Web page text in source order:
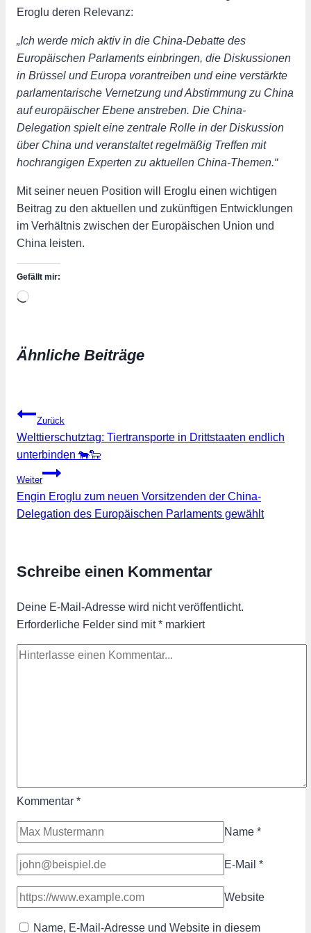
Eroglu deren Relevanz:
„Ich werde mich aktiv in die China-Debatte des
Europäischen Parlaments einbringen, die Diskussionen
in Brüssel und Europa vorantreiben und eine verstärkte
parlamentarische Vernetzung und Abstimmung zu China
auf europäischer Ebene anstreben. Die China-
Delegation spielt eine zentrale Rolle in der Diskussion
über China und veranstaltet regelmäßig Treffen mit
hochrangigen Experten zu aktuellen China-Themen.“
Mit seiner neuen Position will Eroglu einen wichtigen
Beitrag zu den aktuellen und zukünftigen Entwicklungen
im Verhältnis zwischen der Europäischen Union und
China leisten.
Gefällt mir:
Wird
Ähnliche Beiträge
Beitragsnavigation
Zurück
Welttierschutztag: Tiertransporte in Drittstaaten endlich
unterbinden 🐄🐑
Weiter
Engin Eroglu zum neuen Vorsitzenden der China-
Delegation des Europäischen Parlaments gewählt
Schreibe einen Kommentar
Deine E-Mail-Adresse wird nicht veröffentlicht.
Erforderliche Felder sind mit* markiert
Kommentar *
Name *
E-Mail *
Website
Name, E-Mail-Adresse und Website in diesem